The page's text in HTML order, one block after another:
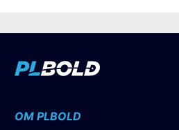
OM PLBOLD